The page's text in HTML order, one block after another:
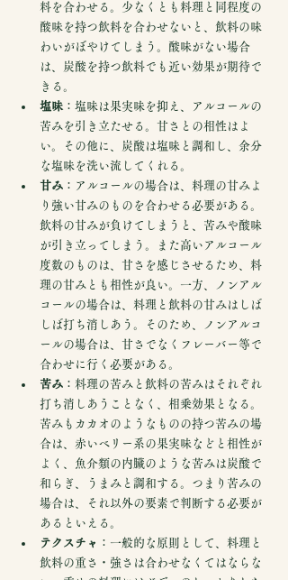
料を合わせる。少なくとも料理と同程度の
酸味を持つ飲料を合わせないと、飲料の味
わいがぼやけてしまう。酸味がない場合
は、炭酸を持つ飲料でも近い効果が期待で
きる。
塩味 ：塩味は果実味を抑え、アルコールの
苦みを引き立たせる。甘さとの相性はよ
い。その他に、炭酸は塩味と調和し、余分
な塩味を洗い流してくれる。
甘み ：アルコールの場合は、料理の甘みよ
り強い甘みのものを合わせる必要がある。
飲料の甘みが負けてしまうと、苦みや酸味
が引き立ってしまう。また高いアルコール
度数のものは、甘さを感じさせるため、料
理の甘みとも相性が良い。一方、ノンアル
コールの場合は、料理と飲料の甘みはしば
しば打ち消しあう。そのため、ノンアルコ
ールの場合は、甘さでなくフレーバー等で
合わせに行く必要がある。
苦み ：料理の苦みと飲料の苦みはそれぞれ
打ち消しあうことなく、相乗効果となる。
苦みもカカオのようなものの持つ苦みの場
合は、赤いベリー系の果実味などと相性が
よく、魚介類の内臓のような苦みは炭酸で
和らぎ、うまみと調和する。つまり苦みの
場合は、それ以外の要素で判断する必要が
あるといえる。
テクスチャ
：一般的な原則として、料理と
飲料の重さ・強さは合わせなくてはならな